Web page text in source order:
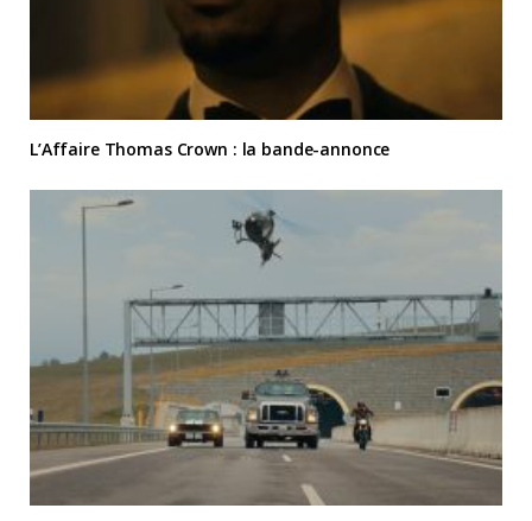
L’Affaire Thomas Crown : la bande-annonce